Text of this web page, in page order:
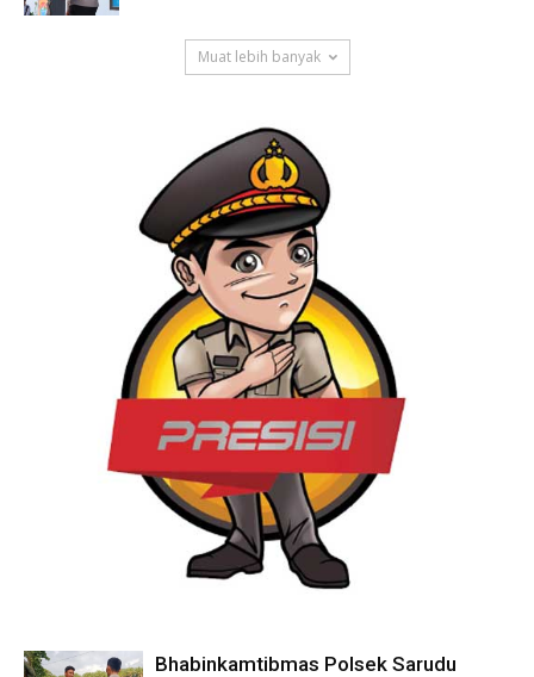
Muat lebih banyak
Bhabinkamtibmas Polsek Sarudu